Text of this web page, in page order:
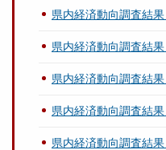
県内経済動向調査結果
県内経済動向調査結果
県内経済動向調査結果
県内経済動向調査結果
県内経済動向調査結果